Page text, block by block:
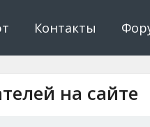
Контакты
на сайте